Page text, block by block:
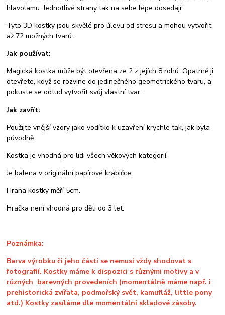
hlavolamu. Jednotlivé strany tak na sebe lépe dosedají.
Tyto 3D kostky jsou skvělé pro úlevu od stresu a mohou vytvořit
až 72 možných tvarů.
Jak používat:
Magická kostka může být otevřena ze 2 z jejích 8 rohů. Opatrně ji
otevřete, když se rozvine do jedinečného geometrického tvaru, a
pokuste se odtud vytvořit svůj vlastní tvar.
Jak zavřít:
Použijte vnější vzory jako vodítko k uzavření krychle tak, jak byla
původně.
Kostka je vhodná pro lidi všech věkových kategorií.
Je balena v originální papírové krabičce.
Hrana kostky měří 5cm.
Hračka není vhodná pro děti do 3 let.
Poznámka:
Barva výrobku či jeho částí se nemusí vždy shodovat s
fotografií. Kostky máme k dispozici s různými motivy a v
různých barevných provedeních (momentálně máme např. i
prehistorická zvířata, podmořský svět, kamufláž, little pony
atd.) Kostky zasíláme dle momentální skladové zásoby.